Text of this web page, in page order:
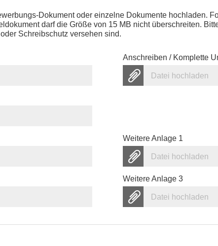
Dokument oder einzelne Dokumente hochladen.
darf die Größe von 15 MB nicht überschreiten.
Schreibschutz versehen sind.
Anschreiben / Komplette
Datei hochladen
Weitere Anlage 1
Datei hochladen
Weitere Anlage 3
Datei hochladen